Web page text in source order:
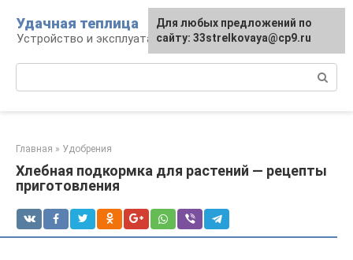
контенту
Удачная теплица
Устройство и эксплуатация теплиц
Главная » Удобрения
Хлебная подкормка для растений — рецепты
приготовления
Для любых предложений по
сайту: 33strelkovaya@cp9.ru